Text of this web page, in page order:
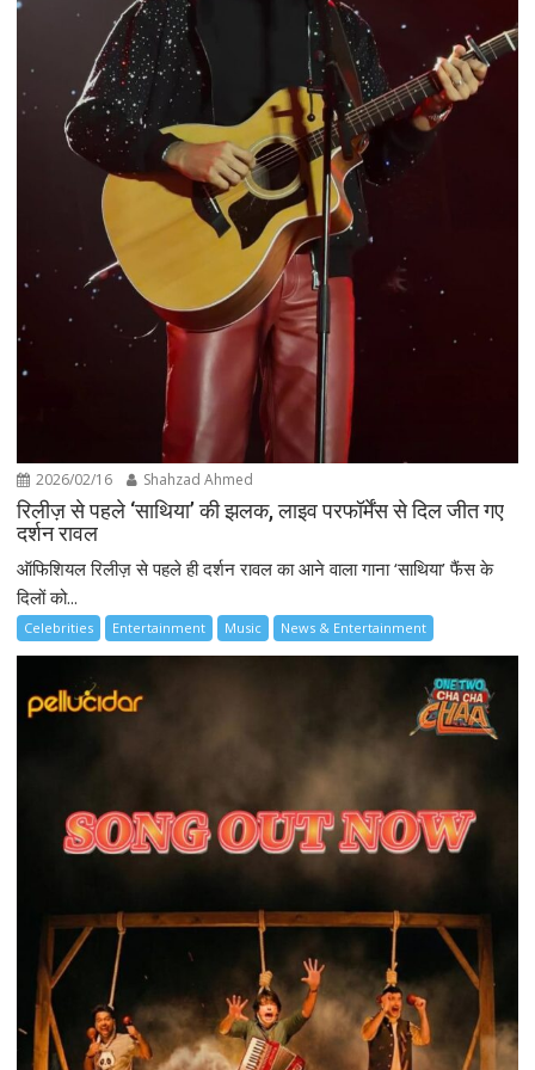
2026/02/16 Shahzad Ahmed
रिलीज़ से पहले ‘साथिया’ की झलक, लाइव परफॉर्मेंस से दिल जीत गए
दर्शन रावल
ऑफिशियल रिलीज़ से पहले ही दर्शन रावल का आने वाला गाना ‘साथिया’ फैंस के
दिलों को...
Celebrities Entertainment Music News & Entertainment